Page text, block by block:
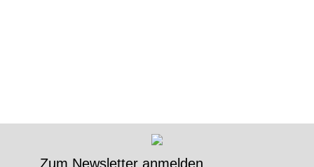
Zum Newsletter anmelden